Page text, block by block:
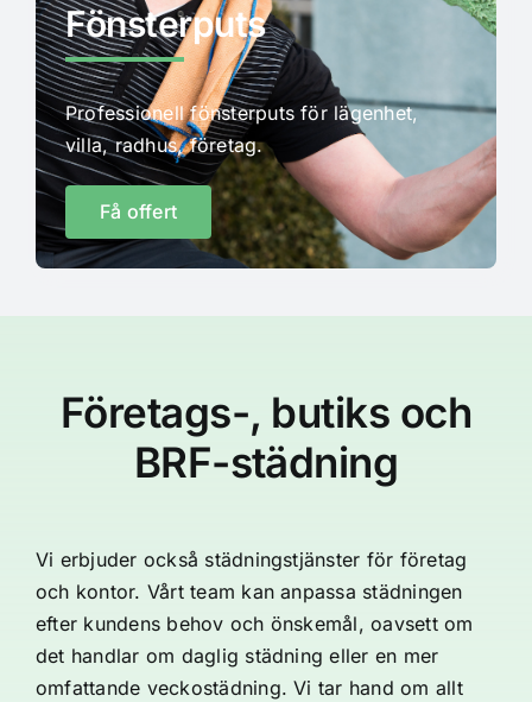
Fönsterputs
Professionell fönsterputs för lägenhet,
villa, radhus, företag.
Få offert
Företags-, butiks och
BRF-städning
Vi erbjuder också städningstjänster för företag
och kontor. Vårt team kan anpassa städningen
efter kundens behov och önskemål, oavsett om
det handlar om daglig städning eller en mer
omfattande veckostädning. Vi tar hand om allt